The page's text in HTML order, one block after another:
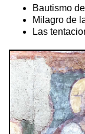
Bautismo
Milagro de
Las